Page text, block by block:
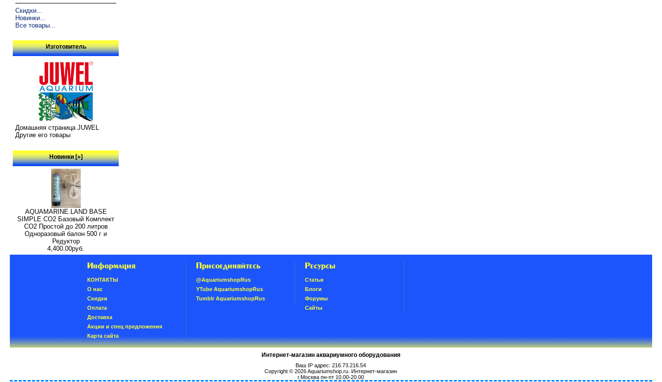
Скидки...
Новинки...
Все товары...
Изготовитель
Домашняя страница JUWEL
Другие его товары
Новинки [»]
AQUAMARINE.LAND BASE
SIMPLE СО2 Базовый Комплект
СО2 Простой до 200 литров
Одноразовый балон 500 г и
Редуктор
4,400.00руб.
Информация
КОНТАКТЫ
О нас
Скидки
Oплатa
Доставка
Акции и спец предложения
Карта сайта
Присоединяйтесь
@AquariumshopRus
YTube AquariumshopRus
Tumblr AquariumshopRus
Ресурсы
Статьи
Блоги
Форумы
Сайты
Интернет-магазин аквариумного оборудования
Ваш IP адрес: 216.73.216.54
Copyright © 2026Aquariumshop.ru . Интернет-магазин
г.Москва пн-пт 10.00-20.00